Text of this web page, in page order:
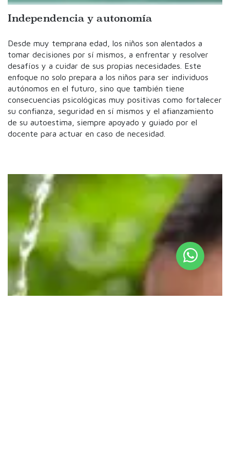
Independencia y autonomía
Desde muy temprana edad, los niños son alentados a
tomar decisiones por sí mismos, a enfrentar y resolver
desafíos y a cuidar de sus propias necesidades. Este
enfoque no solo prepara a los niños para ser individuos
autónomos en el futuro, sino que también tiene
consecuencias psicológicas muy positivas como fortalecer
su confianza, seguridad en sí mismos y el afianzamiento
de su autoestima, siempre apoyado y guiado por el
docente para actuar en caso de necesidad.